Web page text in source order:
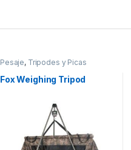
Pesaje, Tripodes y Picas
Fox Weighing Tripod